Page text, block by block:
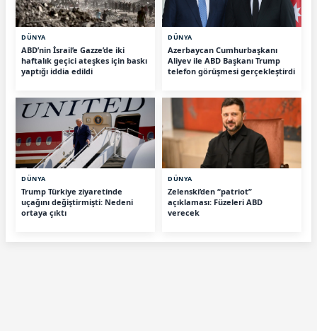
DÜNYA
ABD’nin İsrail’e Gazze’de iki
haftalık geçici ateşkes için baskı
yaptığı iddia edildi
DÜNYA
Azerbaycan Cumhurbaşkanı
Aliyev ile ABD Başkanı Trump
telefon görüşmesi gerçekleştirdi
DÜNYA
Trump Türkiye ziyaretinde
uçağını değiştirmişti: Nedeni
ortaya çıktı
DÜNYA
Zelenski’den “patriot”
açıklaması: Füzeleri ABD
verecek